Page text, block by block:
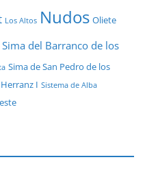
Los Altos Nudos Oliete
Sima del Barranco de los
Sima de San Pedro de los
I Sistema de Alba